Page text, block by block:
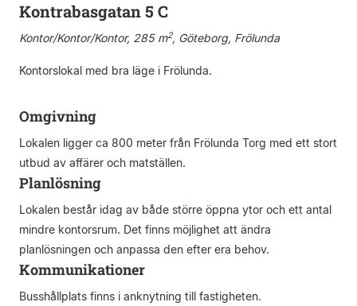
Kontrabasgatan 5 C
Kontor/Kontor/Kontor, 285 m2, Göteborg, Frölunda
Kontorslokal med bra läge i Frölunda.
Omgivning
Lokalen ligger ca 800 meter från Frölunda Torg med ett stort
utbud av affärer och matställen.
Planlösning
Lokalen består idag av både större öppna ytor och ett antal
mindre kontorsrum. Det finns möjlighet att ändra
planlösningen och anpassa den efter era behov.
Kommunikationer
Busshållplats finns i anknytning till fastigheten.